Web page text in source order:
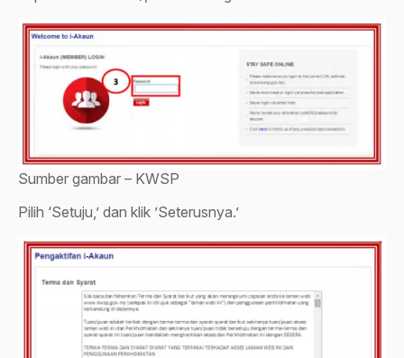
Sumber gambar – KWSP
Pilih ‘Setuju,’ dan klik ’Seterusnya.’